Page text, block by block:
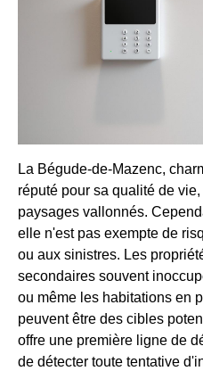
La Bégude-de-Mazenc,
réputé pour sa qualité de
paysages vallonnés.
elle n'est pas exempte de
ou aux sinistres. Les
secondaires souvent
ou même les habitations en
peuvent être des cibles
offre une première ligne de
de détecter toute tentative